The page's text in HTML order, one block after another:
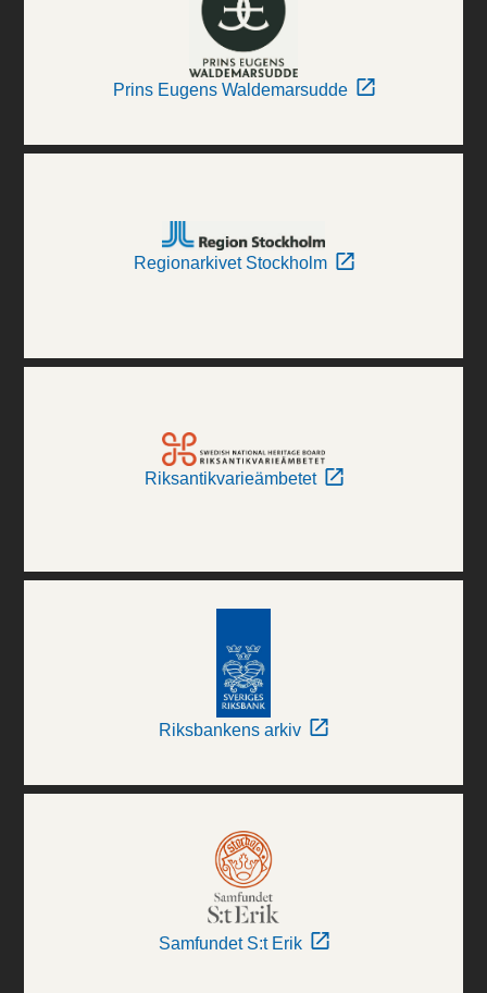
Prins Eugens Waldemarsudde
Regionarkivet Stockholm
Riksantikvarieämbetet
Riksbankens arkiv
Samfundet S:t Erik